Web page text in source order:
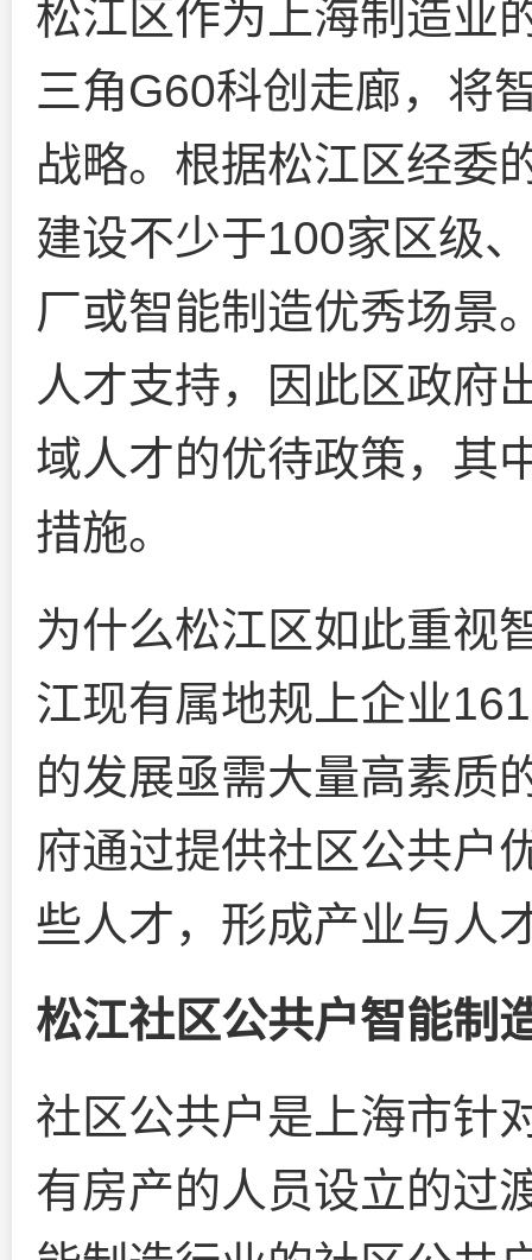
松江区作为上海制造业
三角G60科创走廊，将
战略。根据松江区经委
建设不少于100家区级
厂或智能制造优秀场景
人才支持，因此区政府
域人才的优待政策，其
措施。
为什么松江区如此重视
江现有属地规上企业
的发展亟需大量高素质
府通过提供社区公共户
些人才，形成产业与人
松江社区公共户智能制
社区公共户是上海市针
有房产的人员设立的过